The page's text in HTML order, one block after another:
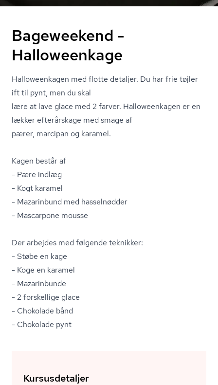
Bageweekend -
Halloweenkage
Halloweenkagen med flotte detaljer. Du har frie tøjler
ift til pynt, men du skal
lære at lave glace med 2 farver. Halloweenkagen er en
lækker efterårskage med smage af
pærer, marcipan og karamel.
Kagen består af
- Pære indlæg
- Kogt karamel
- Mazarinbund med hasselnødder
- Mascarpone mousse
Der arbejdes med følgende teknikker:
- Støbe en kage
- Koge en karamel
- Mazarinbunde
- 2 forskellige glace
- Chokolade bånd
- Chokolade pynt
Kursusdetaljer